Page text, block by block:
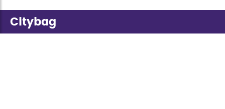
Citybag